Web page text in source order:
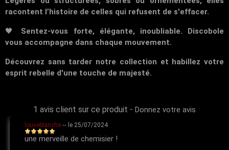
racontent l’histoire de celles qui refusent de s'effacer.
🖤 Sentez-vous forte, élégante, inoubliable. Discobole
vous accompagne dans chaque mouvement.
Découvrez sans tarder notre collection et habillez votre
esprit rebelle d'une touche de majesté.
1 avis client sur ce produit - Donnez votre avis